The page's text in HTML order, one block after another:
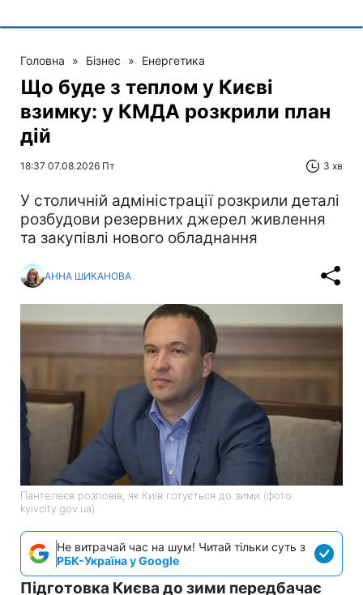
Головна » Бізнес » Енергетика
Що буде з теплом у Києві
взимку: у КМДА розкрили план
дій
18:37 07.08.2026 Пт 3 хв
У столичній адміністрації розкрили деталі
розбудови резервних джерел живлення
та закупівлі нового обладнання
АННА ШИКАНОВА
Пантелеєв розповів, як Київ готується до зими (фото:
kyivcity.gov.ua)
Не витрачай час на шум! Читай тільки суть з
РБК-Україна у Google
Підготовка Києва до зими передбачає